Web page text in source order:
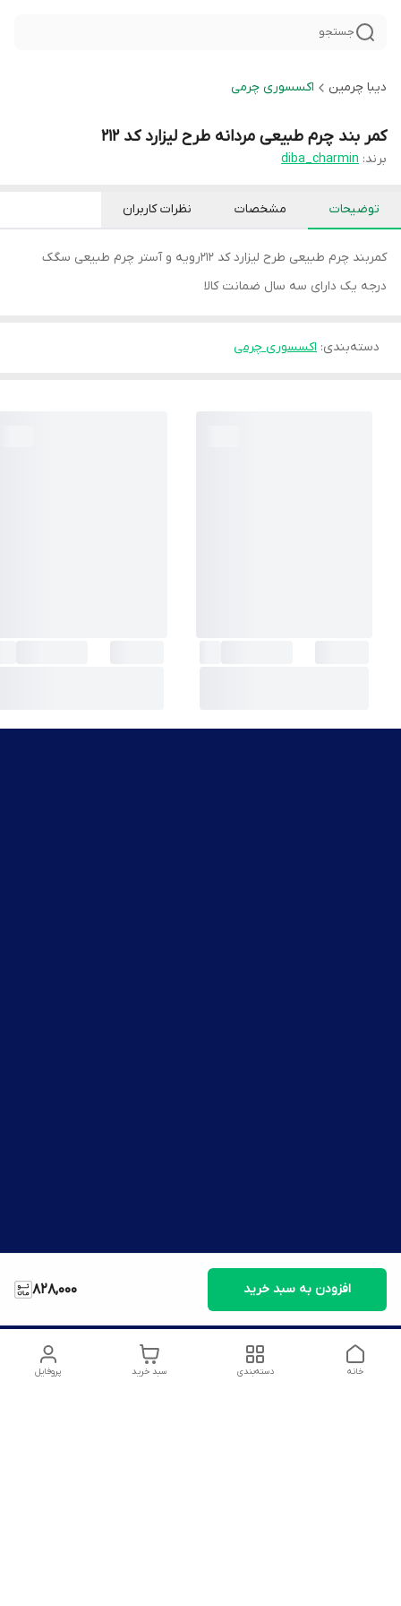
جستجو
دیبا چرمین اکسسوری چرمی
کمر بند چرم طبیعی مردانه طرح لیزارد کد ۲۱۲
برند: diba_charmin
828,000 افزودن به سبد خرید
توضیحات مشخصات نظرات کاربران
کمربند چرم طبیعی طرح لیزارد کد ۲۱۲رویه و آستر چرم طبیعی سگک
درجه یک دارای سه سال ضمانت کالا
دسته‌بندی: اکسسوری چرمی
پروفایل سبد خرید دسته‌بندی خانه